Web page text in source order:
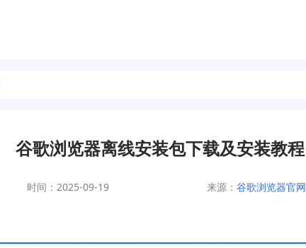
谷歌浏览器离线安装包下载及安装教程
时间：2025-09-19 来源： 谷歌浏览器官网